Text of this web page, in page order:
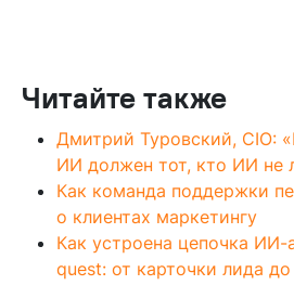
Читайте также
Дмитрий Туровский, CIO:
ИИ должен тот, кто ИИ не
Как команда поддержки
о клиентах маркетингу
Как устроена цепочка ИИ-
quest: от карточки лида